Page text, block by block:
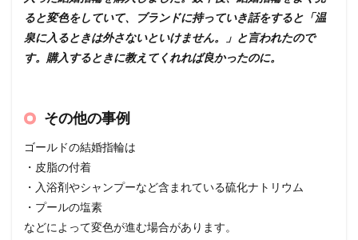
ると変色をしていて、ブランドに持っていき話をすると「温
泉に入るときは外さないといけません。」と言われたので
す。購入するときに教えてくれれば良かったのに。
その他の事例
ゴールドの結婚指輪は
・皮脂の付着
・入浴剤やシャンプーなど含まれている硫化ナトリウム
・プールの塩素
などによって変色が進む場合があります。